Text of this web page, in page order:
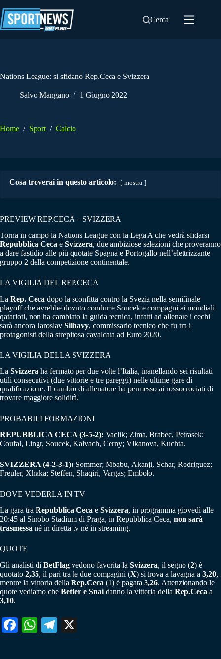
al
contenuto
Cerca
Nations League: si sfidano Rep.Ceca e Svizzera
Salvo Mangano 1 Giugno 2022
Home / Sport / Calcio
Cosa troverai in questo articolo: mostra
PREVIEW REP.CECA – SVIZZERA
Torna in campo la Nations League con la Lega A che vedrà sfidarsi
Repubblica Ceca e Svizzera, due ambiziose selezioni che proveranno
a dare fastidio alle più quotate Spagna e Portogallo nell’elettrizzante
gruppo 2 della competizione continentale.
LA VIGILIA DEL REP.CECA
La Rep. Ceca dopo la sconfitta contro la Svezia nella semifinale
playoff che avrebbe dovuto condurre Soucek e compagni ai mondiali
qatarioti, non ha cambiato la guida tecnica, infatti ad allenare i cechi
sarà ancora Jaroslav Silhavy, commissario tecnico che fu tra i
protagonisti della strepitosa cavalcata ad Euro 2020.
LA VIGILIA DELLA SVIZZERA
La Svizzera ha fermato per due volte l’Italia, inanellando sei risultati
utili consecutivi (due vittorie e tre pareggi) nelle ultime gare di
qualificazione. Il cambio di allenatore ha permesso ai rossocrociati di
trovare maggiore solidità.
PROBABILI FORMAZIONI
REPUBBLICA CECA (3-5-2): Vaclik; Zima, Brabec, Petrasek;
Coufal, Lingr, Soucek, Kalvach, Cerny; Vlkanova, Kuchta.
SVIZZERA (4-2-3-1): Sommer; Mbabu, Akanji, Schar, Rodriguez;
Freuler, Xhaka; Steffen, Shaqiri, Vargas; Embolo.
DOVE VEDERLA IN TV
La gara tra Repubblica Ceca e Svizzera, in programma giovedì alle
20:45 al Sinobo Stadium di Praga, in Repubblica Ceca, non sarà
trasmessa né in diretta tv né in streaming.
QUOTE
Gli analisti di BetFlag vedono favorita la Svizzera, il segno (2) è
quotato 2,35, il pari tra le due compagini (X) si trova a lavagna a 3,20,
mentre la vittoria della Rep.Ceca (1) è pagata 3,26. Attenzionando le
quote vediamo che Better e Snai danno la vittoria della Rep.Ceca a
3,10.
Fa W
Te